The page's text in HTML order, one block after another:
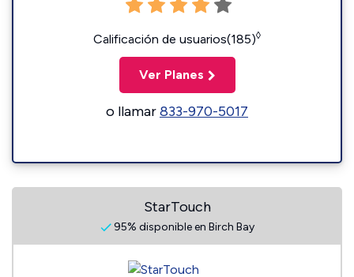
Calificación de usuarios(185)◊
Ver Planes
o llamar833-970-5017
StarTouch
95% disponible en Birch Bay